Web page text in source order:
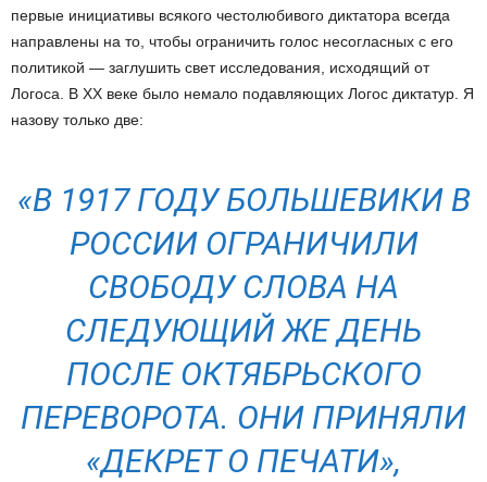
первые инициативы всякого честолюбивого диктатора всегда
направлены на то, чтобы ограничить голос несогласных с его
политикой — заглушить свет исследования, исходящий от
Логоса. В XX веке было немало подавляющих Логос диктатур. Я
назову только две:
«В 1917 ГОДУ БОЛЬШЕВИКИ В
РОССИИ ОГРАНИЧИЛИ
СВОБОДУ СЛОВА НА
СЛЕДУЮЩИЙ ЖЕ ДЕНЬ
ПОСЛЕ ОКТЯБРЬСКОГО
ПЕРЕВОРОТА. ОНИ ПРИНЯЛИ
«ДЕКРЕТ О ПЕЧАТИ»,